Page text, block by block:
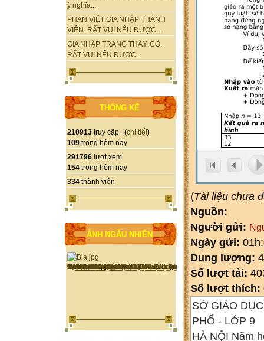
ý nghĩa...
PHAN VIỆT GIA NHẬP THÀNH
VIÊN. RẤT VUI NẾU ĐƯỢC...
GIA NHẬP TRANG THẦY, CÔ.
RẤT VUI NẾU ĐƯỢC...
THỐNG KÊ
210913 truy cập (chi tiết)
109 trong hôm nay
291796 lượt xem
154 trong hôm nay
334 thành viên
ẢNH NGẪU NHIÊN
(Tài liệu chưa
Nguồn:
Người gửi:
Ngày gửi:
Dung lượng:
Số lượt tải:
Số lượt thích:
SỞ GIÁO
PHỐ - LỚP 9
HÀ NỘI Năm